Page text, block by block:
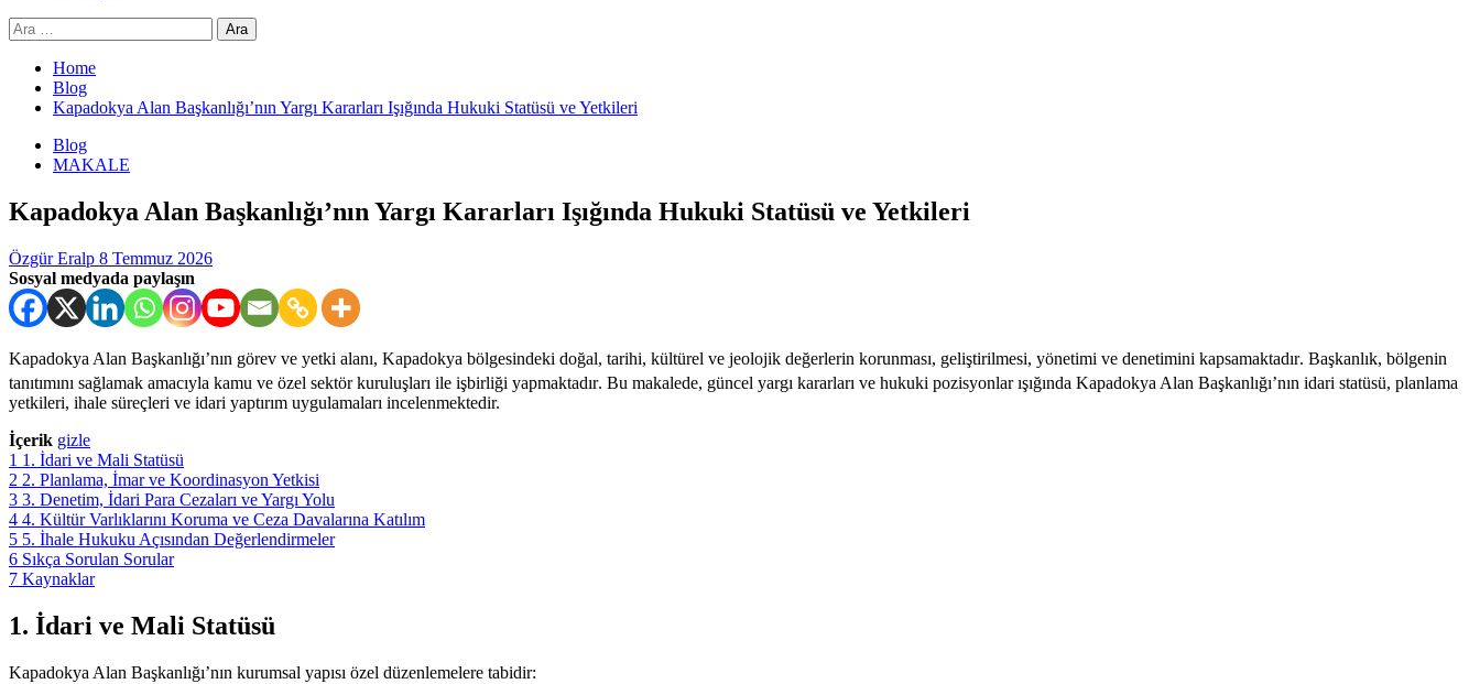
Arama:
Home
Blog
Kapadokya Alan Başkanlığı’nın Yargı Kararları Işığında Hukuki Statüsü ve Yetkileri
Blog
MAKALE
Kapadokya Alan Başkanlığı’nın Yargı Kararları Işığında Hukuki Statüsü ve Yetkileri
Özgür Eralp 8 Temmuz 2026
Sosyal medyada paylaşın
Kapadokya Alan Başkanlığı’nın görev ve yetki alanı, Kapadokya bölgesindeki doğal, tarihi, kültürel ve jeolojik değerlerin korunması, geliştirilmesi, yönetimi ve denetimini kapsamaktadır. Başkanlık, bölgenin
tanıtımını sağlamak amacıyla kamu ve özel sektör kuruluşları ile işbirliği yapmaktadır. Bu makalede, güncel yargı kararları ve hukuki pozisyonlar ışığında Kapadokya Alan Başkanlığı’nın idari statüsü, planlama
yetkileri, ihale süreçleri ve idari yaptırım uygulamaları incelenmektedir.
İçerik gizle
1 1. İdari ve Mali Statüsü
2 2. Planlama, İmar ve Koordinasyon Yetkisi
3 3. Denetim, İdari Para Cezaları ve Yargı Yolu
4 4. Kültür Varlıklarını Koruma ve Ceza Davalarına Katılım
5 5. İhale Hukuku Açısından Değerlendirmeler
6 Sıkça Sorulan Sorular
7 Kaynaklar
1. İdari ve Mali Statüsü
Kapadokya Alan Başkanlığı’nın kurumsal yapısı özel düzenlemelere tabidir: